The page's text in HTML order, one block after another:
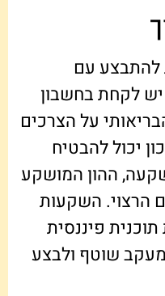
להתבצע עם
לקחת בחשבון
על הצרכים
יכול להבטיח
ההון המושקע
הרצוי. השקעות
פיננסית
שוטף ולבצע